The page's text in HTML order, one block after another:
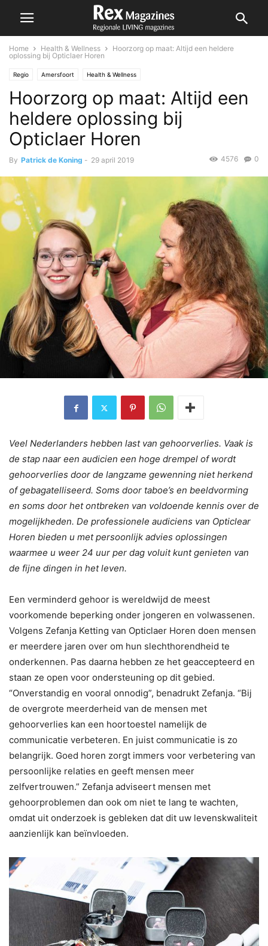
Home Health & Wellness
Hoorzorg op maat: Altijd een heldere
oplossing bij Opticlaer Horen
Regio Amersfoort Health & Wellness
Hoorzorg op maat: Altijd een
heldere oplossing bij
Opticlaer Horen
By Patrick de Koning - 29 april 2019 0
4576
Veel Nederlanders hebben last van gehoorverlies. Vaak is
de stap naar een audicien een hoge drempel of wordt
gehoorverlies door de langzame gewenning niet herkend
of gebagatelliseerd. Soms door taboe’s en beeldvorming
en soms door het ontbreken van voldoende kennis over de
mogelijkheden. De professionele audiciens van Opticlear
Horen bieden u met persoonlijk advies oplossingen
waarmee u weer 24 uur per dag voluit kunt genieten van
de fijne dingen in het leven.
Een verminderd gehoor is wereldwijd de meest
voorkomende beperking onder jongeren en volwassenen.
Volgens Zefanja Ketting van Opticlaer Horen doen mensen
er meerdere jaren over om hun slechthorendheid te
onderkennen. Pas daarna hebben ze het geaccepteerd en
staan ze open voor ondersteuning op dit gebied.
“Onverstandig en vooral onnodig”, benadrukt Zefanja. “Bij
de overgrote meerderheid van de mensen met
gehoorverlies kan een hoortoestel namelijk de
communicatie verbeteren. En juist communicatie is zo
belangrijk. Goed horen zorgt immers voor verbetering van
persoonlijke relaties en geeft mensen meer
zelfvertrouwen.” Zefanja adviseert mensen met
gehoorproblemen dan ook om niet te lang te wachten,
omdat uit onderzoek is gebleken dat dit uw levenskwaliteit
aanzienlijk kan beïnvloeden.